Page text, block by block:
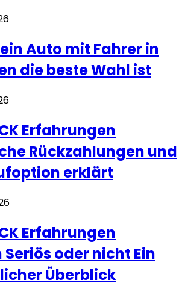
Auto mit Fahrer in
die beste Wahl ist
Erfahrungen
Rückzahlungen und
erklärt
Erfahrungen
Seriös oder nicht Ein
Überblick